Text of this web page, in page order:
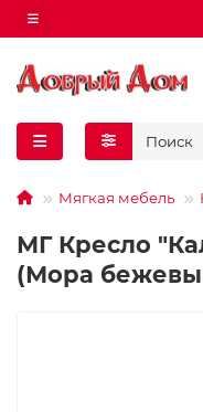
Мягкая мебель
МГ Кресло
(Мора